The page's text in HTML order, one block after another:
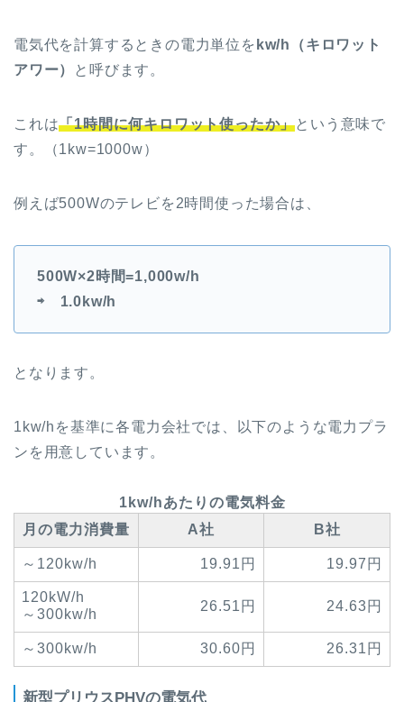
電気代を計算するときの電力単位を kw/h（キロワット
アワー）
と呼びます。
これは「1時間に何キロワット使ったか」という意味で
す。（1kw=1000w）
例えば500Wのテレビを2時間使った場合は、
500W×2時間=1,000w/h
⇨ 1.0kw/h
となります。
1kw/hを基準に各電力会社では、以下のような電力プラ
ンを用意しています。
1kw/hあたりの電気料金
月の電力消費量
A社 B社
～120kw/h 19.91円 19.97円
120kW/h
～300kw/h
26.51円 24.63円
～300kw/h 30.60円 26.31円
新型プリウスPHVの電気代